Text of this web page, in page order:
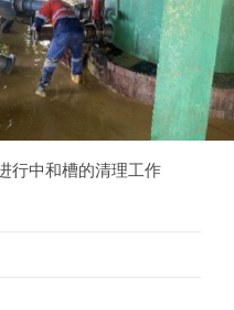
行中和槽的清理工作